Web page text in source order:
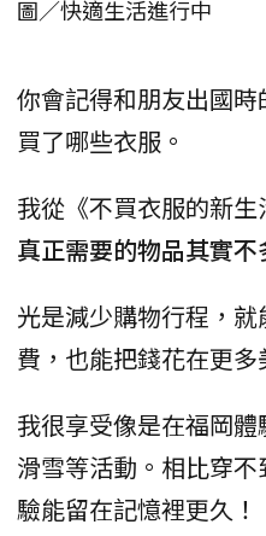
圖／快適生活進行中
你會記得和朋友出國
買了哪些衣服。
我從《不買衣服的新生
真正需要的物品其實
光是減少購物行程，就
費，也能把錢花在更多
我很享受像是在福岡
滑雪等活動。相比穿
驗能留在記憶裡更久！